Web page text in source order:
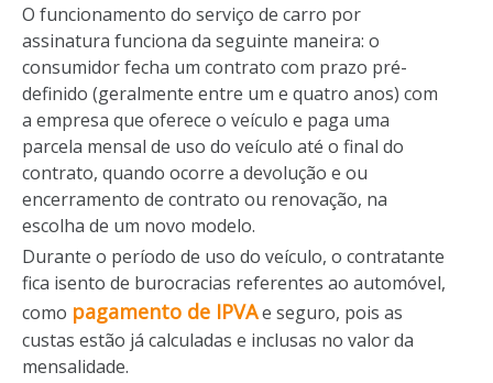
O funcionamento do serviço de carro por
assinatura funciona da seguinte maneira: o
consumidor fecha um contrato com prazo pré-
definido (geralmente entre um e quatro anos) com
a empresa que oferece o veículo e paga uma
parcela mensal de uso do veículo até o final do
contrato, quando ocorre a devolução e ou
encerramento de contrato ou renovação, na
escolha de um novo modelo.
Durante o período de uso do veículo, o contratante
fica isento de burocracias referentes ao automóvel,
como pagamento de IPVAe seguro, pois as
custas estão já calculadas e inclusas no valor da
mensalidade.